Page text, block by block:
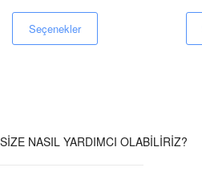
Seçenekler
seçilebilir
SİZE NASIL YARDIMCI OLABİLİRİZ?